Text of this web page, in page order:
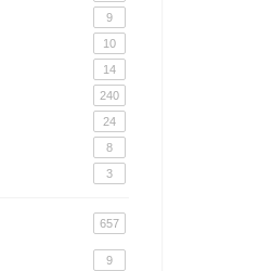
9
10
14
240
24
8
3
657
9